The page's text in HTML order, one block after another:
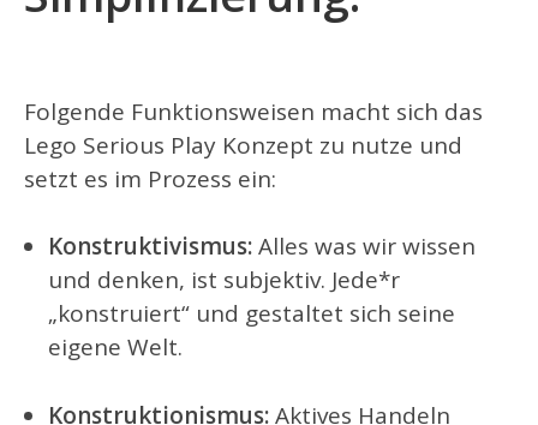
Folgende Funktionsweisen macht sich das
Lego Serious Play Konzept zu nutze und
setzt es im Prozess ein:
Konstruktivismus:Alles was wir wissen
und denken, ist subjektiv. Jede*r
„konstruiert“ und gestaltet sich seine
eigene Welt.
Konstruktionismus:Aktives Handeln